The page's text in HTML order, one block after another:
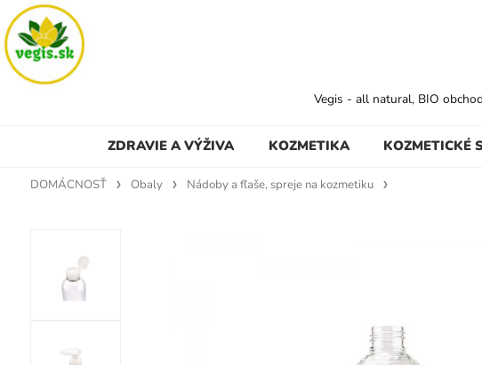
ZDRAVIE A VÝŽIVA KOZMETIKA KOZMETICKÉ
Vegis - all natural, BIO obchod
DOMÁCNOSŤ Obaly Nádoby a fľaše, spreje na kozmetiku